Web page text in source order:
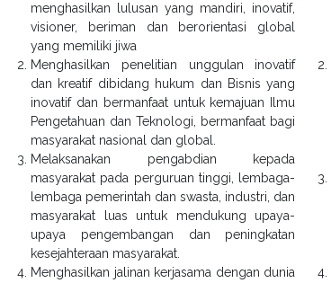
menghasilkan lulusan yang mandiri, inovatif,
visioner, beriman dan berorientasi global
yang memiliki jiwa
Menghasilkan penelitian unggulan inovatif
dan kreatif dibidang hukum dan Bisnis yang
inovatif dan bermanfaat untuk kemajuan Ilmu
Pengetahuan dan Teknologi, bermanfaat bagi
masyarakat nasional dan global.
Melaksanakan pengabdian kepada
masyarakat pada perguruan tinggi, lembaga-
lembaga pemerintah dan swasta, industri, dan
masyarakat luas untuk mendukung upaya-
upaya pengembangan dan peningkatan
kesejahteraan masyarakat.
Menghasilkan jalinan kerjasama dengan dunia